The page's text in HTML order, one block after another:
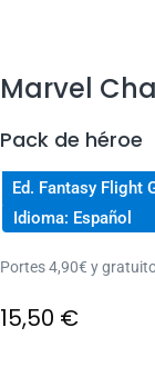
Marvel
Pack de héroe
Ed. Fantasy Flight
Idioma: Español
Portes 4,90€ y
15,50 €